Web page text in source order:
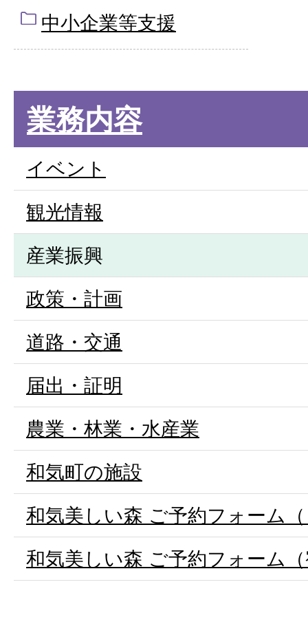
中小企業等支援
業務内容
イベント
観光情報
産業振興
政策・計画
道路・交通
届出・証明
農業・林業・水産業
和気町の施設
和気美しい森 ご予約フォーム
和気美しい森 ご予約フォーム